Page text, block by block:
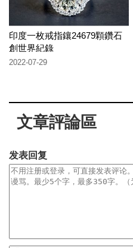
印度一枚戒指鑲24679顆鑽石
創世界紀錄
2022-07-29
文章評論區
发表回复